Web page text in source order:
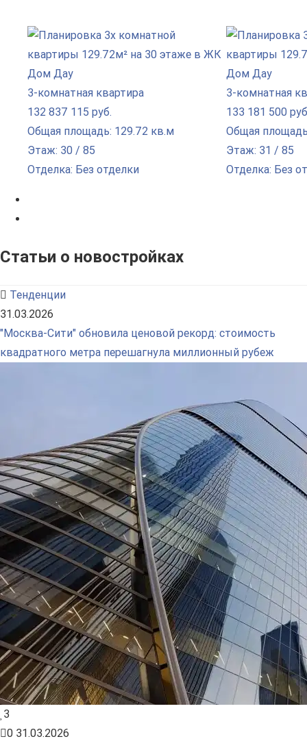
3-комнатная квартира
132 837 115 руб.
Общая площадь: 129.72 кв.м
Этаж: 30 / 85
Отделка: Без отделки
3-комнатная
133 181 500
Общая
Этаж: 31 / 85
Отделка: Без
Статьи о новостройках
Тенденции
31.03.2026
"Москва-Сити" обновила ценовой рекорд: стоимость
квадратного метра перешагнула миллионный рубеж
3
0 31.03.2026